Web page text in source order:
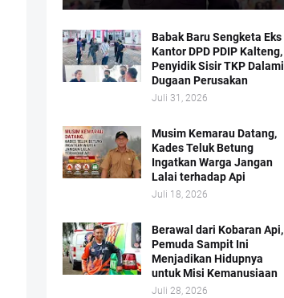
Babak Baru Sengketa Eks
Kantor DPD PDIP Kalteng,
Penyidik Sisir TKP Dalami
Dugaan Perusakan
Juli 31, 2026
Musim Kemarau Datang,
Kades Teluk Betung
Ingatkan Warga Jangan
Lalai terhadap Api
Juli 18, 2026
Berawal dari Kobaran Api,
Pemuda Sampit Ini
Menjadikan Hidupnya
untuk Misi Kemanusiaan
Juli 28, 2026